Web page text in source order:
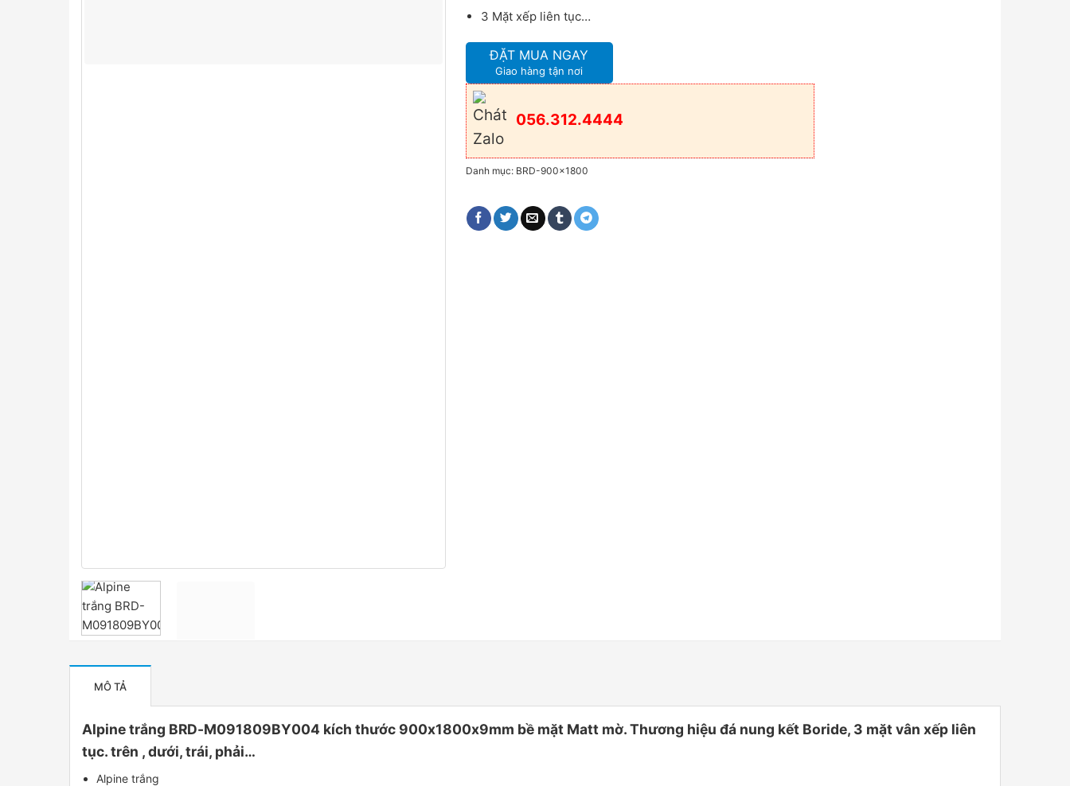
3 Mặt xếp liên tục…
ĐẶT MUA NGAY
Giao hàng tận nơi
056.312.4444
Danh mục: BRD-900x1800
MÔ TẢ
Alpine trắng BRD-M091809BY004 kích thước 900x1800x9mm bề mặt Matt mờ. Thương hiệu đá nung kết Boride, 3 mặt vân xếp liên
tục. trên , dưới, trái, phải…
Alpine trắng